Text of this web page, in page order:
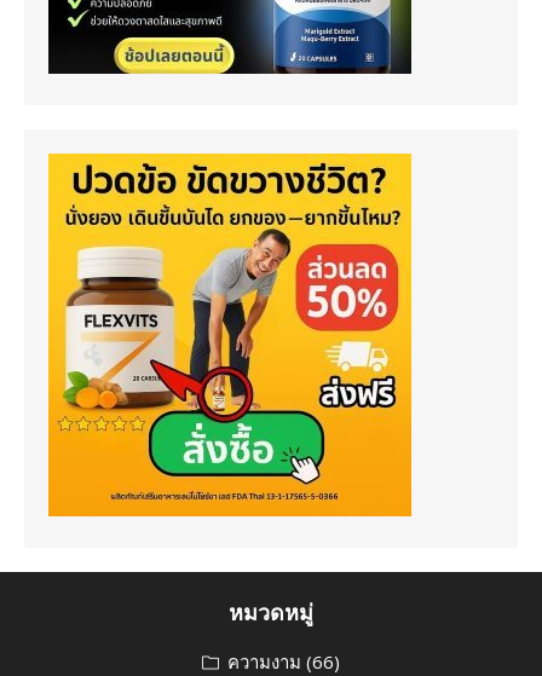
หมวดหมู่
ความงาม (66)